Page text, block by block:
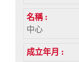
中心